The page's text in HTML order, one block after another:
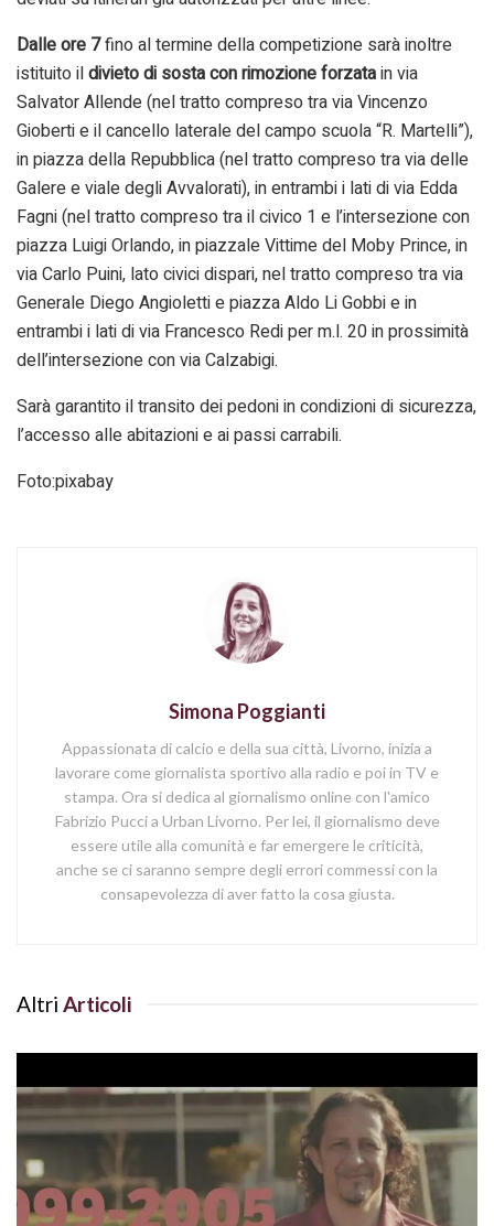
Dalle ore 7fino al termine della competizione sarà inoltre
istituito ildivieto di sosta con rimozione forzatain via
Salvator Allende (nel tratto compreso tra via Vincenzo
Gioberti e il cancello laterale del campo scuola “R. Martelli”),
in piazza della Repubblica (nel tratto compreso tra via delle
Galere e viale degli Avvalorati), in entrambi i lati di via Edda
Fagni (nel tratto compreso tra il civico 1 e l’intersezione con
piazza Luigi Orlando, in piazzale Vittime del Moby Prince, in
via Carlo Puini, lato civici dispari, nel tratto compreso tra via
Generale Diego Angioletti e piazza Aldo Li Gobbi e in
entrambi i lati di via Francesco Redi per m.l. 20 in prossimità
dell’intersezione con via Calzabigi.
Sarà garantito il transito dei pedoni in condizioni di sicurezza,
l’accesso alle abitazioni e ai passi carrabili.
Foto:pixabay
Simona Poggianti
Appassionata di calcio e della sua città, Livorno, inizia a
lavorare come giornalista sportivo alla radio e poi in TV e
stampa. Ora si dedica al giornalismo online con l'amico
Fabrizio Pucci a Urban Livorno. Per lei, il giornalismo deve
essere utile alla comunità e far emergere le criticità,
anche se ci saranno sempre degli errori commessi con la
consapevolezza di aver fatto la cosa giusta.
Altri Articoli